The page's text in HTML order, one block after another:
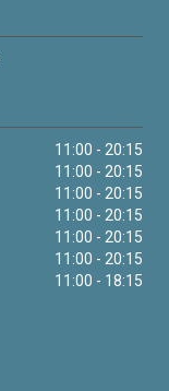
11:00 - 20:15
11:00 - 20:15
11:00 - 20:15
11:00 - 20:15
11:00 - 20:15
11:00 - 20:15
11:00 - 18:15